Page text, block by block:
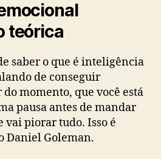
teórica
saber o que é inteligência
de conseguir
momento, que você está
pausa antes de mandar
vai piorar tudo. Isso é
Daniel Goleman.